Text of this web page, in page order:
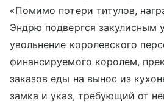
«Помимо потери титулов,
Эндрю подвергся закулисным
увольнение королевского
финансируемого королем,
заказов еды на вынос из
замка и указ, требующий от